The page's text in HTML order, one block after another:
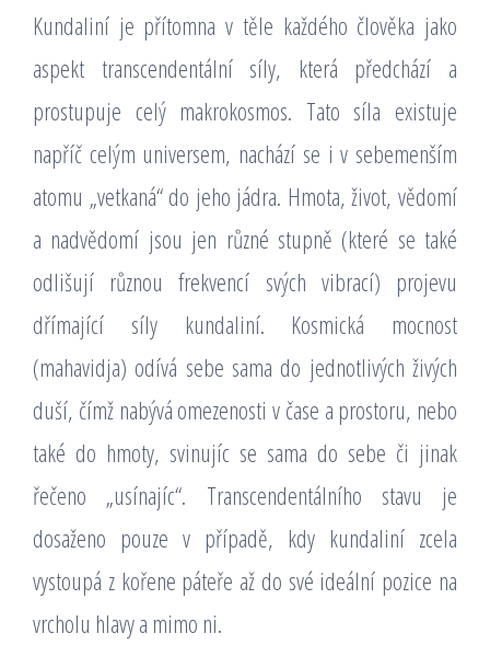
Kundaliní je přítomna v těle každého člověka jako
aspekt transcendentální síly, která předchází a
prostupuje celý makrokosmos. Tato síla existuje
napříč celým universem, nachází se i v sebemenším
atomu „vetkaná“ do jeho jádra. Hmota, život, vědomí
a nadvědomí jsou jen různé stupně (které se také
odlišují různou frekvencí svých vibrací) projevu
dřímající síly kundaliní. Kosmická mocnost
(mahavidja) odívá sebe sama do jednotlivých živých
duší, čímž nabývá omezenosti v čase a prostoru, nebo
také do hmoty, svinujíc se sama do sebe či jinak
řečeno „usínajíc“. Transcendentálního stavu je
dosaženo pouze v případě, kdy kundaliní zcela
vystoupá z kořene páteře až do své ideální pozice na
vrcholu hlavy a mimo ni.